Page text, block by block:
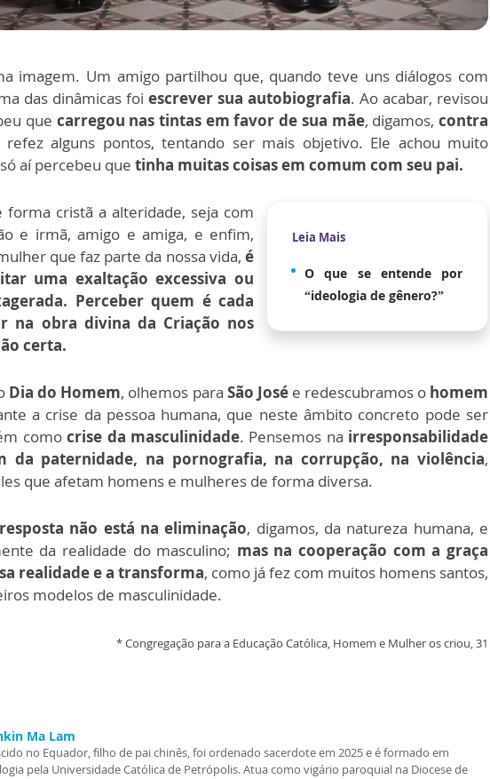
imagem. Um amigo partilhou que, quando teve uns diálogos com
das dinâmicas foi escrever sua autobiografia. Ao acabar, revisou
que carregou nas tintas em favor de sua mãe, digamos,contra
refez alguns pontos, tentando ser mais objetivo. Ele achou muito
aí percebeu que tinha muitas coisas em comum com seu pai.
Leia Mais
O que se entende por
“ideologia de gênero?”
forma cristã a alteridade, seja com
e irmã, amigo e amiga, e enfim,
que faz parte da nossa vida, é
uma exaltação excessiva ou
Perceber quem é cada
na obra divina da Criação nos
certa.
Dia do Homem, olhemos para São Josée redescubramos o homem
a crise da pessoa humana, que neste âmbito concreto pode ser
comocrise da masculinidade. Pensemos na irresponsabilidade
da paternidade, na pornografia, na corrupção, na violência,
que afetam homens e mulheres de forma diversa.
não está na eliminação, digamos, da natureza humana, e
da realidade do masculino; mas na cooperação com a graça
realidade e a transforma, como já fez com muitos homens santos,
modelos de masculinidade.
* Congregação para a Educação Católica, Homem e Mulher os criou, 31
Ma Lam
no Equador, filho de pai chinês, foi ordenado sacerdote em 2025 e é formado em
pela Universidade Católica de Petrópolis. Atua como vigário paroquial na Diocese de